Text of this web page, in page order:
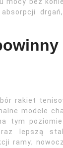
rakiet
modele
tym
lepszą
ramy;